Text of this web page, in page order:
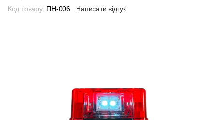
Код товару: ПН-006 Написати відгук